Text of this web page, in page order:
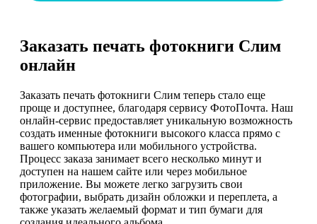
Заказать печать фотокниги Слим
онлайн
Заказать печать фотокниги Слим теперь стало еще
проще и доступнее, благодаря сервису ФотоПочта. Наш
онлайн-сервис предоставляет уникальную возможность
создать именные фотокниги высокого класса прямо с
вашего компьютера или мобильного устройства.
Процесс заказа занимает всего несколько минут и
доступен на нашем сайте или через мобильное
приложение. Вы можете легко загрузить свои
фотографии, выбрать дизайн обложки и переплета, а
также указать желаемый формат и тип бумаги для